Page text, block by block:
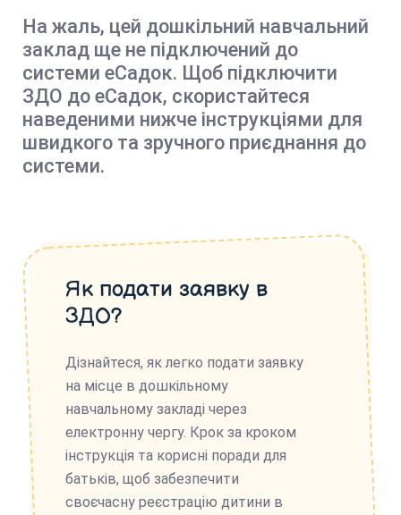
На жаль, цей дошкільний навчальний
заклад ще не підключений до
системи еСадок. Щоб підключити
ЗДО до еСадок, скористайтеся
наведеними нижче інструкціями для
швидкого та зручного приєднання до
системи.
Як подати заявку в
ЗДО?
Дізнайтеся, як легко подати заявку
на місце в дошкільному
навчальному закладі через
електронну чергу. Крок за кроком
інструкція та корисні поради для
батьків, щоб забезпечити
своєчасну реєстрацію дитини в